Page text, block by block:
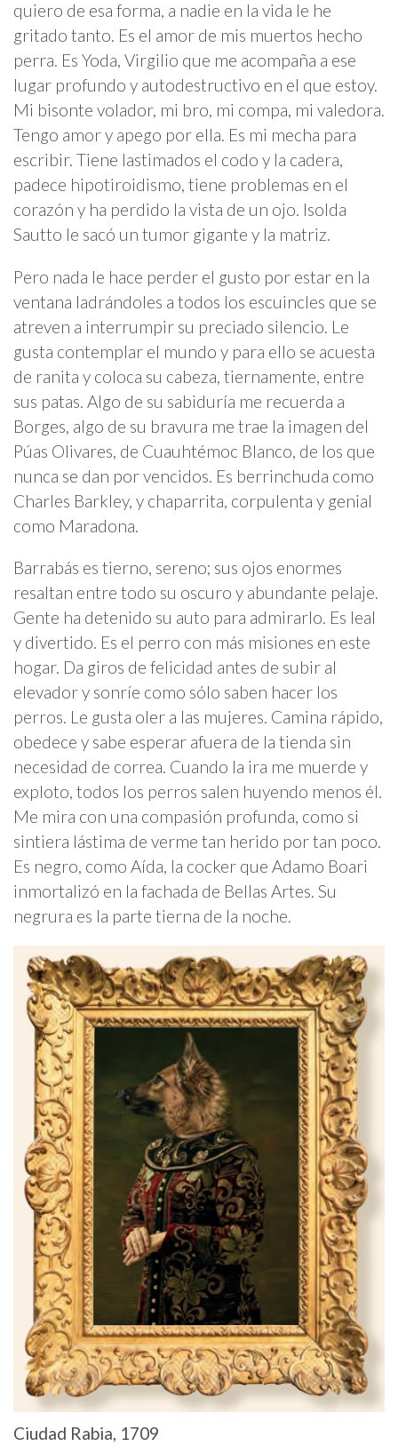
quiero de esa forma, a nadie en la vida le he
gritado tanto. Es el amor de mis muertos hecho
perra. Es Yoda, Virgilio que me acompaña a ese
lugar profundo y autodestructivo en el que estoy.
Mi bisonte volador, mi bro, mi compa, mi valedora.
Tengo amor y apego por ella. Es mi mecha para
escribir. Tiene lastimados el codo y la cadera,
padece hipotiroidismo, tiene problemas en el
corazón y ha perdido la vista de un ojo. Isolda
Sautto le sacó un tumor gigante y la matriz.
Pero nada le hace perder el gusto por estar en la
ventana ladrándoles a todos los escuincles que se
atreven a interrumpir su preciado silencio. Le
gusta contemplar el mundo y para ello se acuesta
de ranita y coloca su cabeza, tiernamente, entre
sus patas. Algo de su sabiduría me recuerda a
Borges, algo de su bravura me trae la imagen del
Púas Olivares, de Cuauhtémoc Blanco, de los que
nunca se dan por vencidos. Es berrinchuda como
Charles Barkley, y chaparrita, corpulenta y genial
como Maradona.
Barrabás es tierno, sereno; sus ojos enormes
resaltan entre todo su oscuro y abundante pelaje.
Gente ha detenido su auto para admirarlo. Es leal
y divertido. Es el perro con más misiones en este
hogar. Da giros de felicidad antes de subir al
elevador y sonríe como sólo saben hacer los
perros. Le gusta oler a las mujeres. Camina rápido,
obedece y sabe esperar afuera de la tienda sin
necesidad de correa. Cuando la ira me muerde y
exploto, todos los perros salen huyendo menos él.
Me mira con una compasión profunda, como si
sintiera lástima de verme tan herido por tan poco.
Es negro, como Aída, la cocker que Adamo Boari
inmortalizó en la fachada de Bellas Artes. Su
negrura es la parte tierna de la noche.
Ciudad Rabia, 1709